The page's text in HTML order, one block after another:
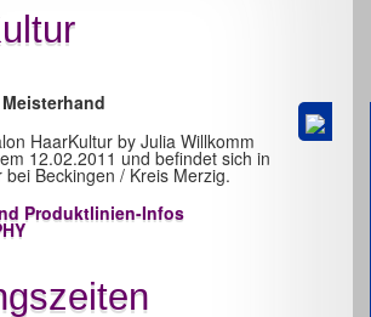
HaarKultur by Julia Willkomm
12.02.2011 und befindet sich in
bei Beckingen / Kreis Merzig.
Produktlinien-Infos